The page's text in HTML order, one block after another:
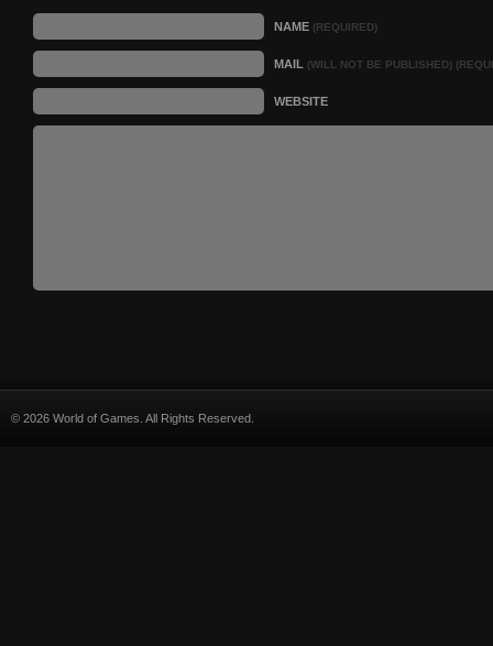
NAME (REQUIRED)
MAIL (WILL NOT BE PUBLISHED)
WEBSITE
© 2026 World of Games. All Rights Reserved.